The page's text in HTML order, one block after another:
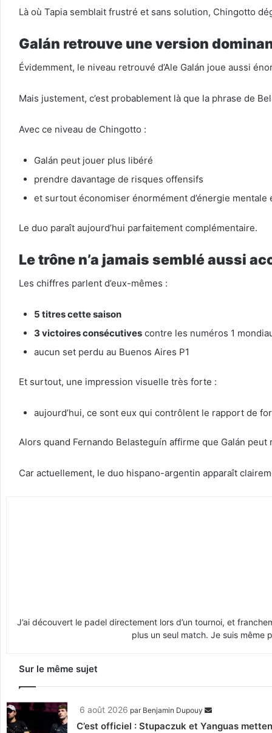
Là où Tapia semblait frustré et sans solution, Chingotto
Galán retrouve une version
Évidemment, le niveau retrouvé d’Ale Galán joue aussi
Mais justement, c’est probablement là que la phrase de
Avec ce niveau de Chingotto :
Galán peut jouer plus libéré
prendre davantage de risques offensifs
et surtout économiser énormément d’énergie mentale
Le duo paraît aujourd’hui parfaitement complémentaire.
Le trône n’a jamais semblé aussi
Les chiffres parlent d’eux-mêmes :
5 titres cette saison
3 victoires consécutives contre les numéros 1
aucun set perdu au Buenos Aires P1
Et surtout, une impression visuelle très forte :
aujourd’hui, ce sont eux qui contrôlent le rapport de
Alors quand Fernando Belasteguín affirme que Galán
Car actuellement, le duo hispano-argentin apparaît
J’ai découvert le padel directement lors d’un tournoi, et
plus un seul match. Je suis même
Sur le même sujet
6 août 2026 par Benjamin Dupouy
C’est officiel : Stupaczuk et Yanguas